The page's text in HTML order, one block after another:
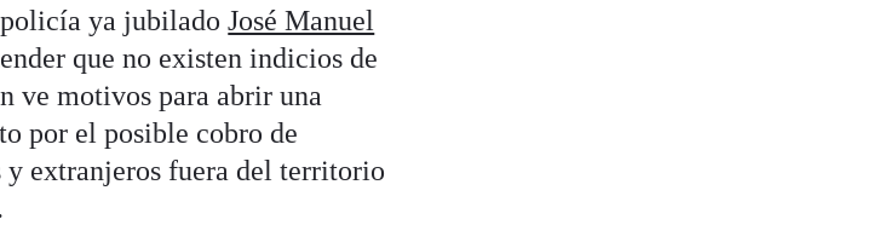
ya jubiladoJosé Manuel
que no existen indicios de
ve motivos para abrir una
por el posible cobro de
y extranjeros fuera del territorio